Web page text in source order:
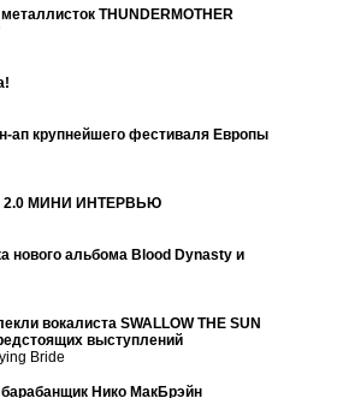
THUNDERMOTHER
ап крупнейшего фестиваля Европы
2.0 МИНИ ИНТЕРВЬЮ
нового альбома Blood Dynasty и
вокалиста SWALLOW THE SUN
выступлений
Bride
барабанщик Нико МакБрэйн